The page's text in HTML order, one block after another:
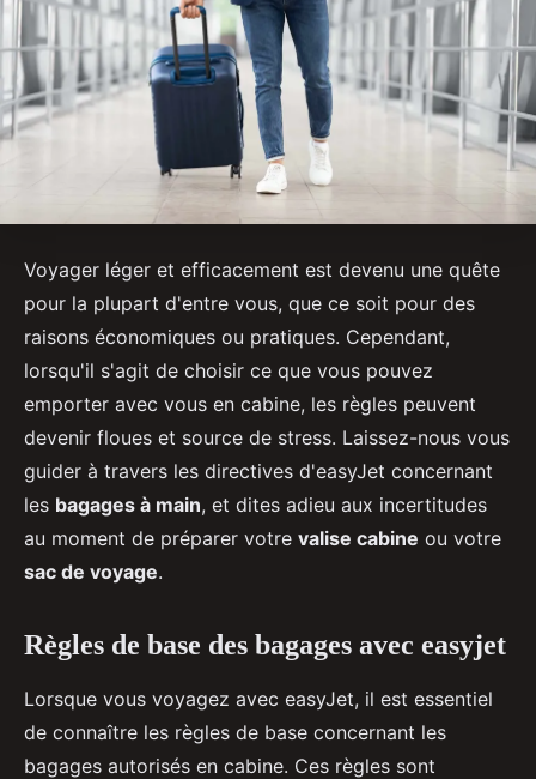
Voyager léger et efficacement est devenu une quête
pour la plupart d'entre vous, que ce soit pour des
raisons économiques ou pratiques. Cependant,
lorsqu'il s'agit de choisir ce que vous pouvez
emporter avec vous en cabine, les règles peuvent
devenir floues et source de stress. Laissez-nous vous
guider à travers les directives d'easyJet concernant
les bagages à main, et dites adieu aux incertitudes
au moment de préparer votre valise cabine ou votre
sac de voyage.
Règles de base des bagages avec easyjet
Lorsque vous voyagez avec easyJet, il est essentiel
de connaître les règles de base concernant les
bagages autorisés en cabine. Ces règles sont